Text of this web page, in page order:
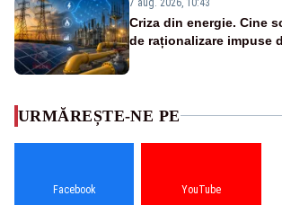
Criza din energie. Cine
de raționalizare impuse
URMĂREȘTE-NE PE
Facebook YouTube